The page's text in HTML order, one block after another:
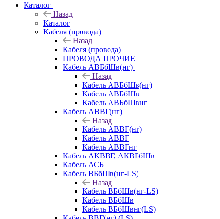
Каталог
Назад
Каталог
Кабеля (провода)
Назад
Кабеля (провода)
ПРОВОДА ПРОЧИЕ
Кабель АВБбШв(нг)
Назад
Кабель АВБбШв(нг)
Кабель АВБбШв
Кабель АВБбШвнг
Кабель АВВГ(нг)
Назад
Кабель АВВГ(нг)
Кабель АВВГ
Кабель АВВГнг
Кабель АКВВГ, АКВБбШв
Кабель АСБ
Кабель ВБбШв(нг-LS)
Назад
Кабель ВБбШв(нг-LS)
Кабель ВБбШв
Кабель ВБбШвнг(LS)